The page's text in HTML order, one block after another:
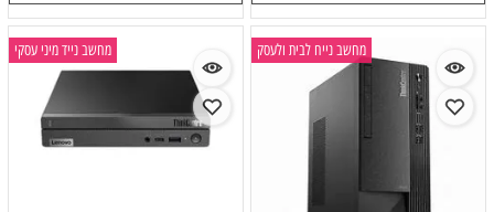
מחשב נייח לבית ולעסק מחשב נייד מיני עסקי